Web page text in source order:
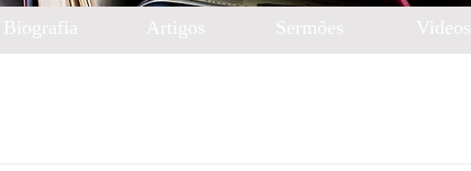
Biografia Artigos Sermões Videos